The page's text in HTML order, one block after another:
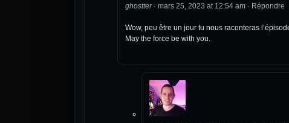
ghostter· mars 25, 2023 at 12:54 am · Répondre
Wow, peu être un jour tu nous raconteras
May the force be with you.